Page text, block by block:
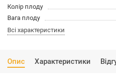
Колір плоду
Вага плоду
Всі характеристики
Опис Характеристики